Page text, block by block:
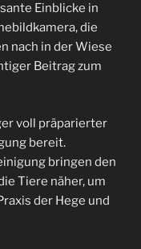
Einblicke in
die
nach in der Wiese
Beitrag zum
voll präparierter
bereit.
bringen den
Tiere näher, um
der Hege und